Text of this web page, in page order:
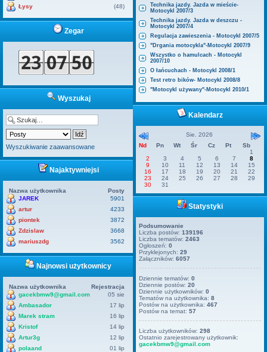
Łysy
(48)
Zegar
Wyszukaj
Wyszukiwanie zaawansowane
Najaktywniejsi
Nazwa użytkownika
Posty
JAREK
5901
artur
4233
piontek
3872
Zdzislaw
3668
mariuszdg
3562
Najnowsi użytkownicy
Nazwa użytkownika
Rejestracja
gacekbmw9@gmail.com
05 sie
Ambasador
17 lip
Marek stram
16 lip
Kristof
14 lip
Artur3g
12 lip
polaand
01 lip
Technika jazdy. Jazda w mieście-
Motocykl 2007/3
Technika jazdy. Jazda w deszczu -
Motocykl 2007/4
Regulacja zawieszenia - Motocykl 2007/5
"Drgania motocykla"-Motocykl 2007/9
Wszystko o hamulcach - Motocykl
2007/10
O łańcuchach - Motocykl 2008/1
Test retro bików- Motocykl 2008/8
"Motocykl używany"-Motocykl 2010/1
Kalendarz
Sie. 2026
Nd
Pn Wt Śr Cz Pt
Sb
1
2
3 4 5 6 7
8
9
10 11 12 13 14
15
16
17 18 19 20 21
22
23
24 25 26 27 28
29
30
31
Statystyki
Podsumowanie
Liczba postów:139196
Liczba tematów:2463
Ogłoszeń:0
Przyklejonych:29
Załączników:6057
Dziennie tematów:0
Dziennie postów:20
Dziennie użytkowników:0
Tematów na użytkownika:8
Postów na użytkownika:467
Postów na temat:57
Liczba użytkowników:298
Ostatnio zarejestrowany użytkownik:
gacekbmw9@gmail.com